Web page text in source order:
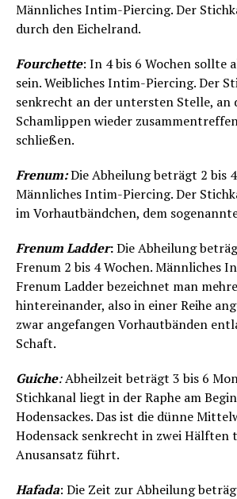
Männliches Intim-Piercing. Der
durch den Eichelrand.
Fourchette: In 4 bis 6 Wochen sollte
sein. Weibliches Intim-Piercing. Der
senkrecht an der untersten Stelle, an
Schamlippen wieder
schließen.
Frenum:Die Abheilung beträgt 2 bis
Männliches Intim-Piercing. Der
im Vorhautbändchen, dem
Frenum Ladder:Die Abheilung
Frenum 2 bis 4 Wochen. Männliches
Frenum Ladder bezeichnet man
hintereinander, also in einer Reihe
zwar angefangen Vorhautbänden
Schaft.
Guiche:Abheilzeit beträgt 3 bis 6
Stichkanal liegt in der Raphe am
Hodensackes. Das ist die dünne
Hodensack senkrecht in zwei Hälften
Anusansatz führt.
Hafada: Die Zeit zur Abheilung